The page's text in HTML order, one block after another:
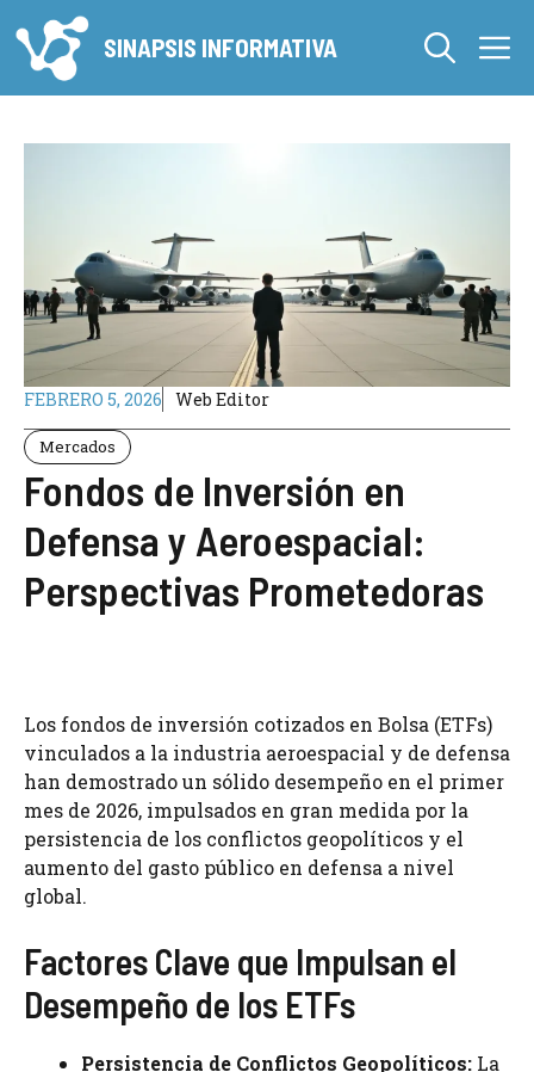
al
contenido
SINAPSIS INFORMATIVA
FEBRERO 5, 2026 Web Editor
Mercados
Fondos de Inversión en
Defensa y Aeroespacial:
Perspectivas Prometedoras
Los fondos de inversión cotizados en Bolsa (ETFs)
vinculados a la industria aeroespacial y de defensa
han demostrado un sólido desempeño en el primer
mes de 2026, impulsados en gran medida por la
persistencia de los conflictos geopolíticos y el
aumento del gasto público en defensa a nivel
global.
Factores Clave que Impulsan el
Desempeño de los ETFs
Persistencia de Conflictos Geopolíticos: La